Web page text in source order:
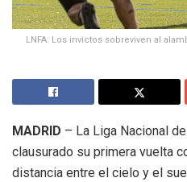
LNFA: Los invictos sobreviven al
MADRID – La Liga Nacional
clausurado su primera vuelta
distancia entre el cielo y el